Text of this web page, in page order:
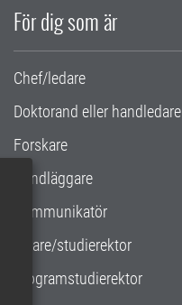
För dig som är
Chef/ledare
Doktorand eller handledare
Forskare
Handläggare
Kommunikatör
Lärare/studierektor
Programstudierektor